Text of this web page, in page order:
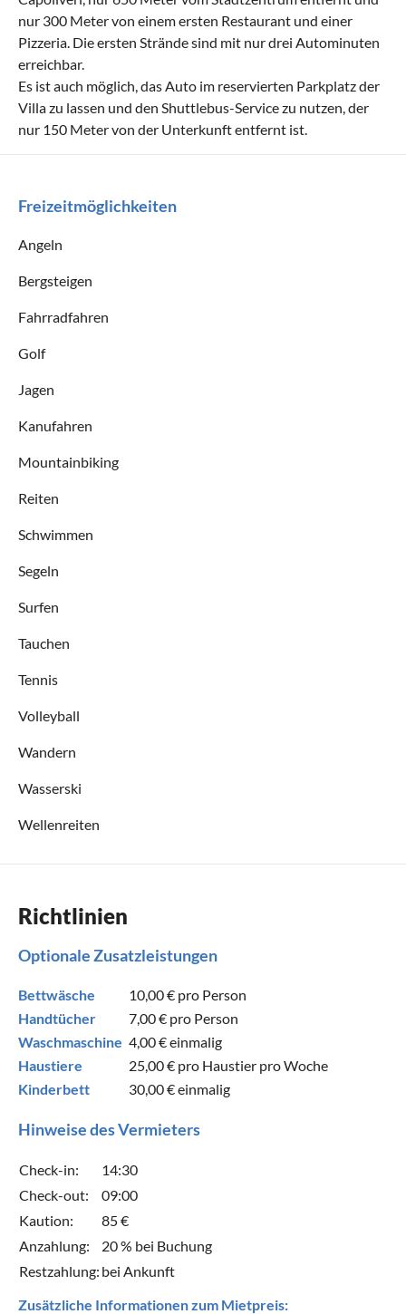
nur 300 Meter von einem ersten Restaurant und einer
Pizzeria. Die ersten Strände sind mit nur drei Autominuten
erreichbar.
Es ist auch möglich, das Auto im reservierten Parkplatz der
Villa zu lassen und den Shuttlebus-Service zu nutzen, der
nur 150 Meter von der Unterkunft entfernt ist.
Freizeitmöglichkeiten
Angeln
Bergsteigen
Fahrradfahren
Golf
Jagen
Kanufahren
Mountainbiking
Reiten
Schwimmen
Segeln
Surfen
Tauchen
Tennis
Volleyball
Wandern
Wasserski
Wellenreiten
Richtlinien
Optionale Zusatzleistungen
Bettwäsche 10,00 € pro Person
Handtücher
7,00 € pro Person
Waschmaschine 4,00 €einmalig
Haustiere
25,00 € pro Haustier pro Woche
Kinderbett
30,00 €einmalig
Hinweise des Vermieters
Check-in:
14:30
Check-out:
09:00
Kaution:
85 €
Anzahlung:
20 % bei Buchung
Restzahlung: bei Ankunft
Zusätzliche Informationen zum Mietpreis: